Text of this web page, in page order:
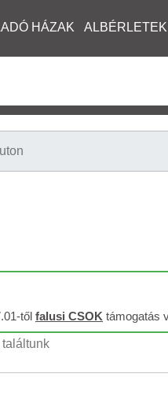
HÁZAK ALBÉRLETEK
től falusi CSOK támogatás